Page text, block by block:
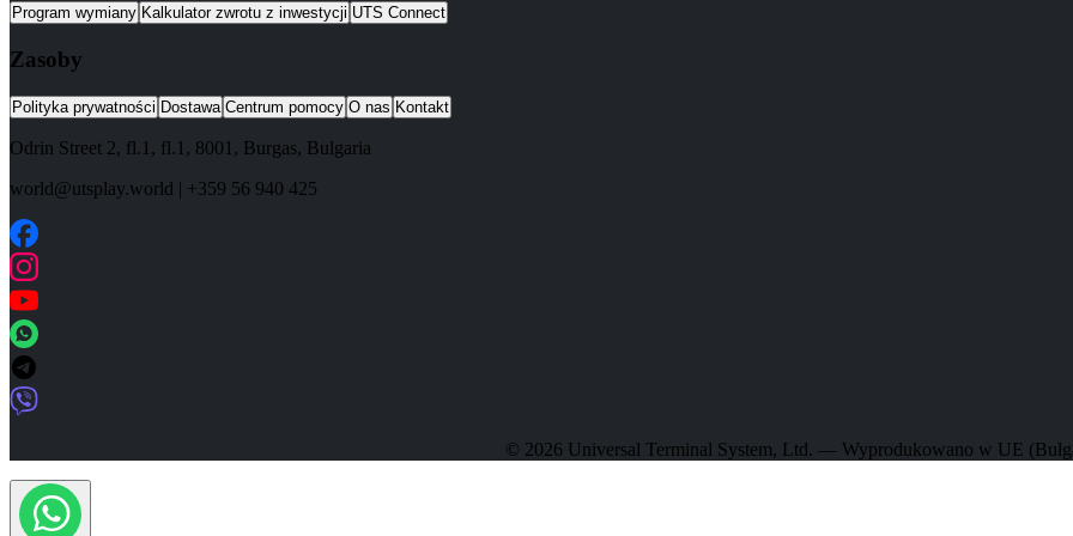
Program wymiany Kalkulator zwrotu z inwestycji UTS Connect
Zasoby
Polityka prywatności Dostawa Centrum pomocy O nas Kontakt
Odrin Street 2, fl.1 , fl.1, 8001 , Burgas, Bulgaria
world@utsplay.world | +359 56 940 425
© 2026 Universal Terminal System, Ltd. — Wyprodukowano w UE